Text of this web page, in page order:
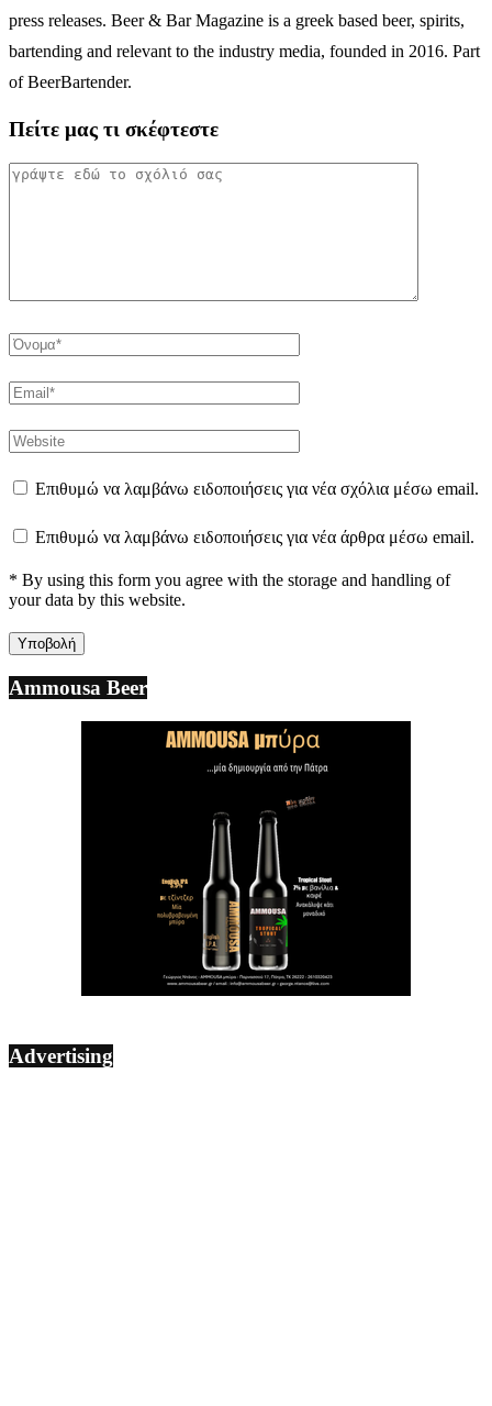
press releases. Beer & Bar Magazine is a greek based beer, spirits,
bartending and relevant to the industry media, founded in 2016. Part
of BeerBartender.
Πείτε μας τι σκέφτεστε
Επιθυμώ να λαμβάνω ειδοποιήσεις για νέα σχόλια μέσω email.
Επιθυμώ να λαμβάνω ειδοποιήσεις για νέα άρθρα μέσω email.
* By using this form you agree with the storage and handling of
your data by this website.
Ammousa Beer
Advertising